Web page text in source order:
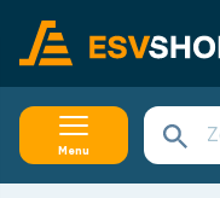
Menu